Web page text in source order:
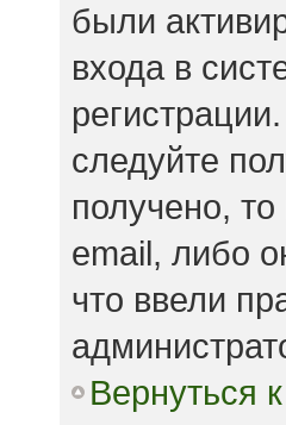
были
входа в
следуйте
получено,
email, либо
что ввели
Вернуться